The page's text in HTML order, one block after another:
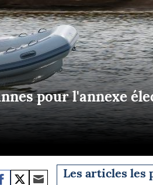
pour l'annexe
Les articles les